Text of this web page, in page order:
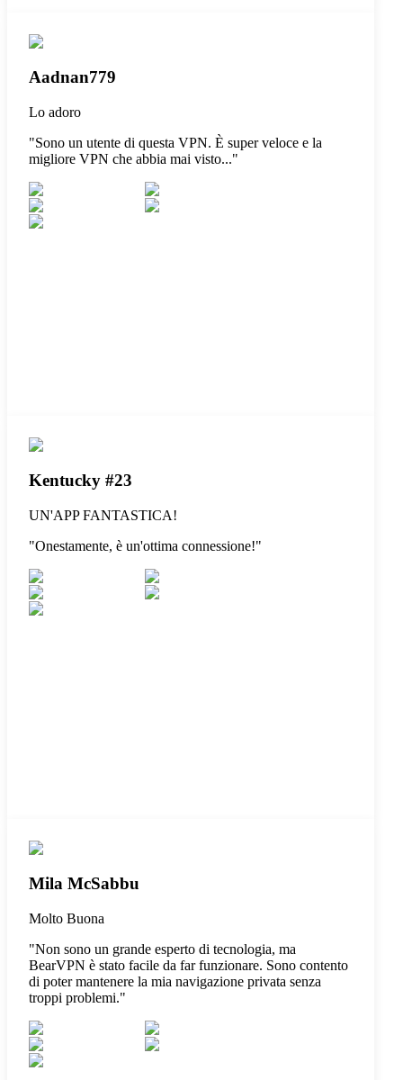
Aadnan779
Lo adoro
"Sono un utente di questa VPN. È super veloce e la
migliore VPN che abbia mai visto..."
Kentucky #23
UN'APP FANTASTICA!
"Onestamente, è un'ottima connessione!"
Mila McSabbu
Molto Buona
"Non sono un grande esperto di tecnologia, ma
BearVPN è stato facile da far funzionare. Sono contento
di poter mantenere la mia navigazione privata senza
troppi problemi."